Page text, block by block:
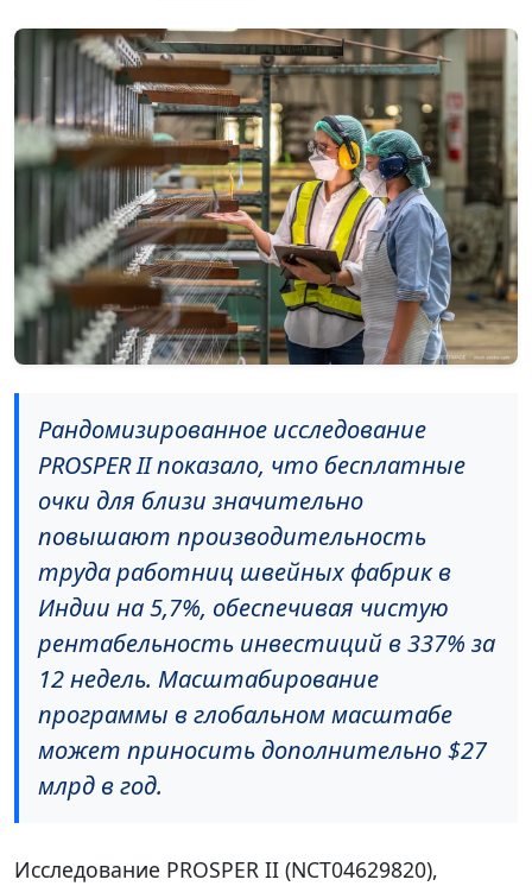
Рандомизированное исследование
PROSPER II показало, что бесплатные
очки для близи значительно
повышают производительность
труда работниц швейных фабрик в
Индии на 5,7%, обеспечивая чистую
рентабельность инвестиций в 337% за
12 недель. Масштабирование
программы в глобальном масштабе
может приносить дополнительно $27
млрд в год.
Исследование PROSPER II (NCT04629820),